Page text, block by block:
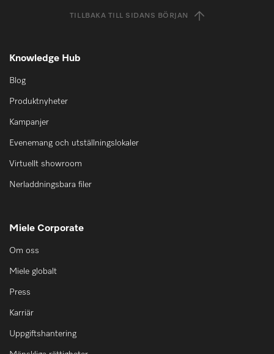
TILLBAKA TILL SIDANS BÖRJAN
Knowledge Hub
Blog
Produktnyheter
Kampanjer
Evenemang och utställningslokaler
Virtuellt showroom
Nerladdningsbara filer
Miele Corporate
Om oss
Miele globalt
Press
Karriär
Uppgiftshantering